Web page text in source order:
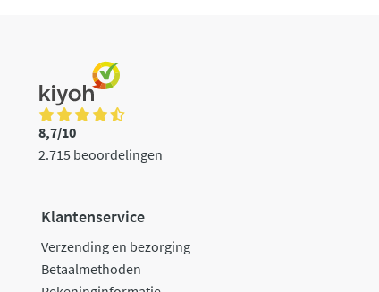
8,7/10
2.715 beoordelingen
Klantenservice
Verzending en bezorging
Betaalmethoden